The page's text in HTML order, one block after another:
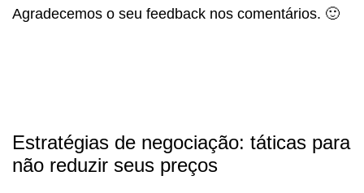
Agradecemos o seu feedback nos comentários. 🙂
Estratégias de negociação: táticas para
não reduzir seus preços